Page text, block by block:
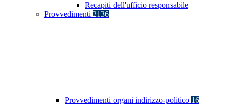
Recapiti dell'ufficio responsabile
Provvedimenti 2136
Provvedimenti organi indirizzo-politico 16